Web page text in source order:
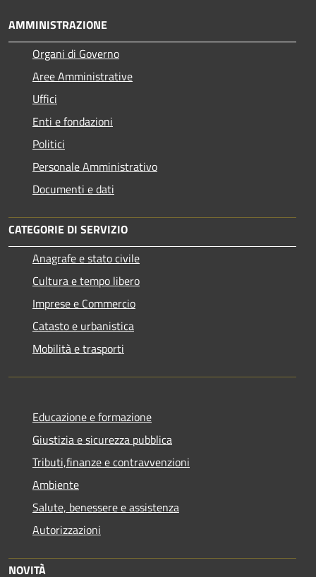
AMMINISTRAZIONE
Organi di Governo
Aree Amministrative
Uffici
Enti e fondazioni
Politici
Personale Amministrativo
Documenti e dati
CATEGORIE DI SERVIZIO
Anagrafe e stato civile
Cultura e tempo libero
Imprese e Commercio
Catasto e urbanistica
Mobilità e trasporti
Educazione e formazione
Giustizia e sicurezza pubblica
Tributi,finanze e contravvenzioni
Ambiente
Salute, benessere e assistenza
Autorizzazioni
NOVITÀ